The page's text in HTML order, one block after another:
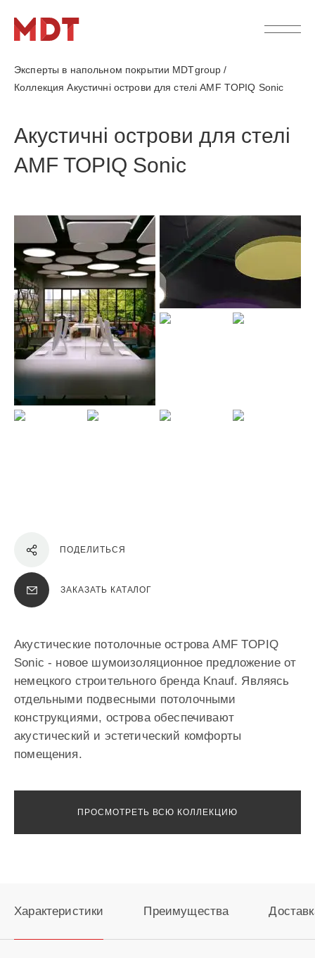
Эксперты в напольном покрытии MDTgroup /
Коллекция Акустичні острови для стелі AMF TOPIQ Sonic
Акустичні острови для стелі
AMF TOPIQ Sonic
ПОДЕЛИТЬСЯ
ЗАКАЗАТЬ КАТАЛОГ
Акустические потолочные острова AMF TOPIQ
Sonic - новое шумоизоляционное предложение от
немецкого строительного бренда Knauf. Являясь
отдельными подвесными потолочными
конструкциями, острова обеспечивают
акустический и эстетический комфорты
помещения.
ПРОСМОТРЕТЬ ВСЮ КОЛЛЕКЦИЮ
Характеристики Преимущества